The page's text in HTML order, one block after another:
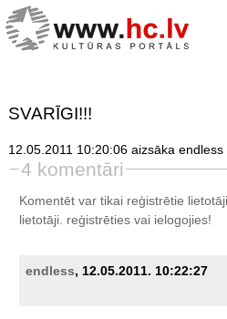
SVARĪGI!!!
12.05.2011 10:20:06 aizsāka endless
4 komentāri
Komentēt var tikai reģistrētie
lietotāji. reģistrētiesvai ielogojies!
endless, 12.05.2011. 10:22:27